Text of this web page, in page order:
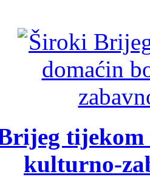
tijekom
kulturno-